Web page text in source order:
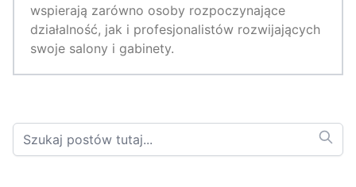
wspierają zarówno osoby rozpoczynające
działalność, jak i profesjonalistów rozwijających
swoje salony i gabinety.